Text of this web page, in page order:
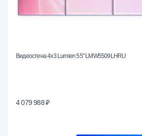
Видеостена 4x3 Lumien 55" LMW5509LHRU
4 079 988 ₽